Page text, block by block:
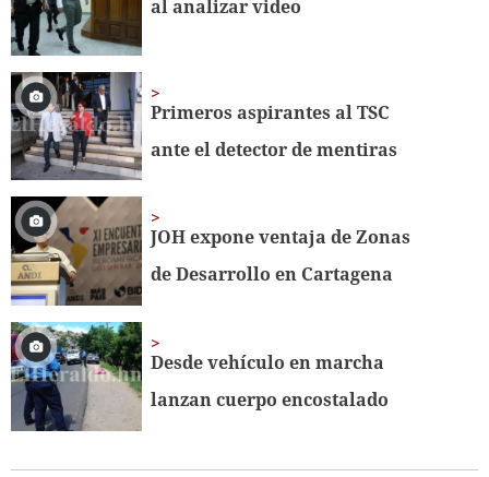
seconds
al analizar video
Primeros aspirantes al TSC
ante el detector de mentiras
JOH expone ventaja de Zonas
de Desarrollo en Cartagena
Desde vehículo en marcha
lanzan cuerpo encostalado